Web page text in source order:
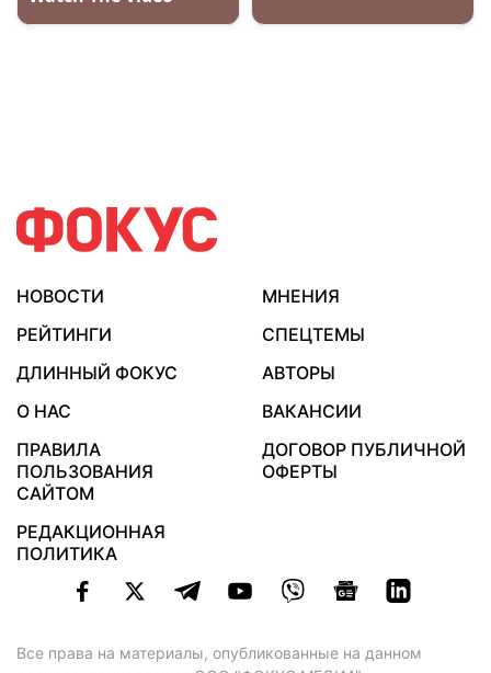
НОВОСТИ
МНЕНИЯ
РЕЙТИНГИ
СПЕЦТЕМЫ
ДЛИННЫЙ ФОКУС
АВТОРЫ
О НАС
ВАКАНСИИ
ПРАВИЛА
ПОЛЬЗОВАНИЯ
САЙТОМ
ДОГОВОР ПУБЛИЧНОЙ
ОФЕРТЫ
РЕДАКЦИОННАЯ
ПОЛИТИКА
Все права на материалы, опубликованные на данном